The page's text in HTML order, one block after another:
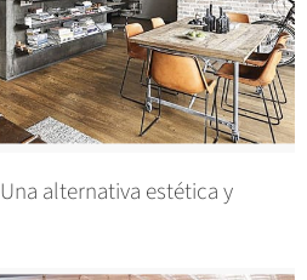
Una alternativa estética y